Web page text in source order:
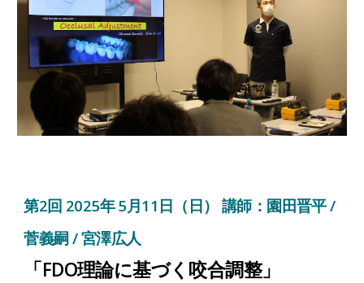
第2回 2025年5月11 日（日） 講師：園田晋平 /
菅義嗣 / 宮澤広人
「FDO理論に基づく咬合調整」